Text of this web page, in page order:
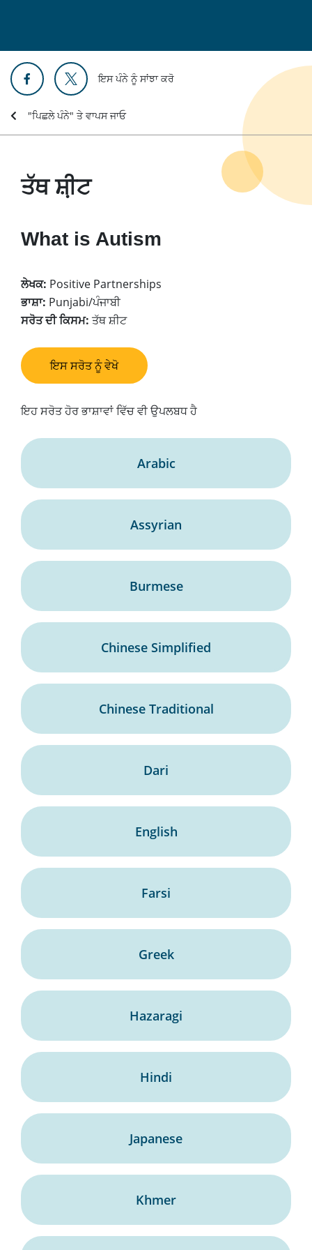
ਇਸ ਪੰਨੇ ਨੂੰ ਸਾਂਝਾ ਕਰੋ
"ਪਿਛਲੇ ਪੰਨੇ" ਤੇ ਵਾਪਸ ਜਾਓ
ਤੱਥ ਸ਼਼ੀਟ
What is Autism
ਲੇਖਕ: Positive Partnerships
ਭਾਸ਼ਾ: Punjabi/ਪੰਜਾਬੀ
ਸਰੋਤ ਦੀ ਕਿਸਮ: ਤੱਥ ਸ਼ੀਟ
ਇਸ ਸਰੋਤ ਨੂੰ ਵੇਖੋ
ਇਹ ਸਰੋਤ ਹੋਰ ਭਾਸ਼ਾਵਾਂ ਵਿੱਚ ਵੀ ਉਪਲਬਧ ਹੈ
Arabic
Assyrian
Burmese
Chinese Simplified
Chinese Traditional
Dari
English
Farsi
Greek
Hazaragi
Hindi
Japanese
Khmer